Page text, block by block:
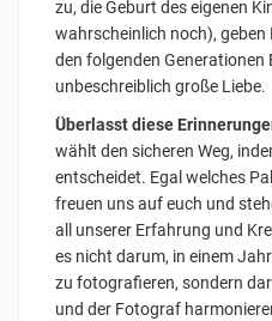
zu, die Geburt des eigenen
wahrscheinlich noch), geben
den folgenden Generationen
unbeschreiblich große Liebe.
Überlasst diese
wählt den sicheren Weg,
entscheidet. Egal welches
freuen uns auf euch und
all unserer Erfahrung und
es nicht darum, in einem
zu fotografieren, sondern
und der Fotograf